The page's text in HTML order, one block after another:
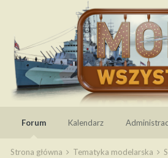
Forum Kalendarz
Strona główna Tematyka modelarska